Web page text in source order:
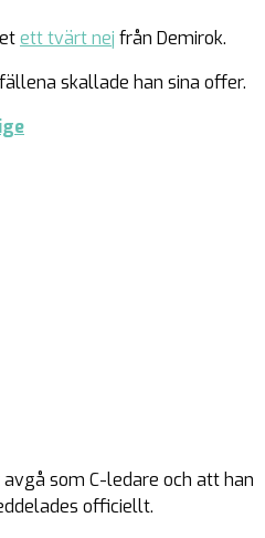
ett tvärt nej från Demirok.
skallade han sina offer.
som C-ledare och att han
officiellt.